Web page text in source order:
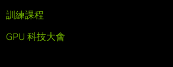
訓練課程
GPU 科技大會